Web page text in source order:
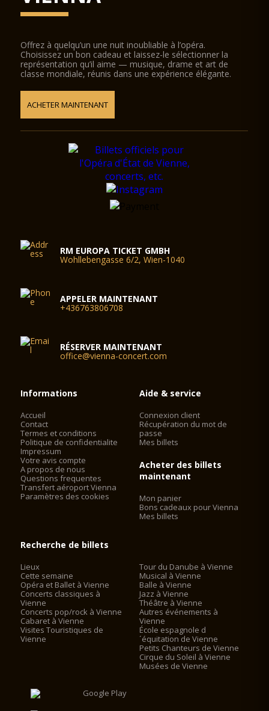
Offrez à quelqu’un une nuit inoubliable à l’opéra.
Choisissez un bon cadeau et laissez-le sélectionner la
représentation qu’il aime — musique, drame et art de
classe mondiale, réunis dans une expérience élégante.
ACHETER MAINTENANT
RM EUROPA TICKET GMBH
Wohllebengasse 6/2, Wien-1040
APPELER MAINTENANT
+436763806708
RÉSERVER MAINTENANT
office@vienna-concert.com
Informations
Accueil
Contact
Termes et conditions
Politique de confidentialite
Impressum
Votre avis compte
A propos de nous
Questions frequentes
Transfert aéroport Vienna
Paramètres des cookies
Aide & service
Connexion client
Récupération du mot de
passe
Mes billets
Acheter des billets
maintenant
Mon panier
Bons cadeaux pour Vienna
Mes billets
Recherche de billets
Lieux
Cette semaine
Opéra et Ballet à Vienne
Concerts classiques à
Vienne
Concerts pop/rock à Vienne
Cabaret à Vienne
Visites Touristiques de
Vienne
Tour du Danube à Vienne
Musical à Vienne
Balle à Vienne
Jazz à Vienne
Théâtre à Vienne
Autres événements à
Vienne
École espagnole d
´équitation de Vienne
Petits Chanteurs de Vienne
Cirque du Soleil à Vienne
Musées de Vienne